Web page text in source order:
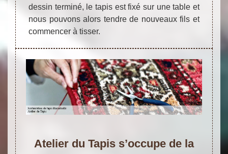
dessin terminé, le tapis est fixé sur une table et
nous pouvons alors tendre de nouveaux fils et
commencer à tisser.
Atelier du Tapis s’occupe de la